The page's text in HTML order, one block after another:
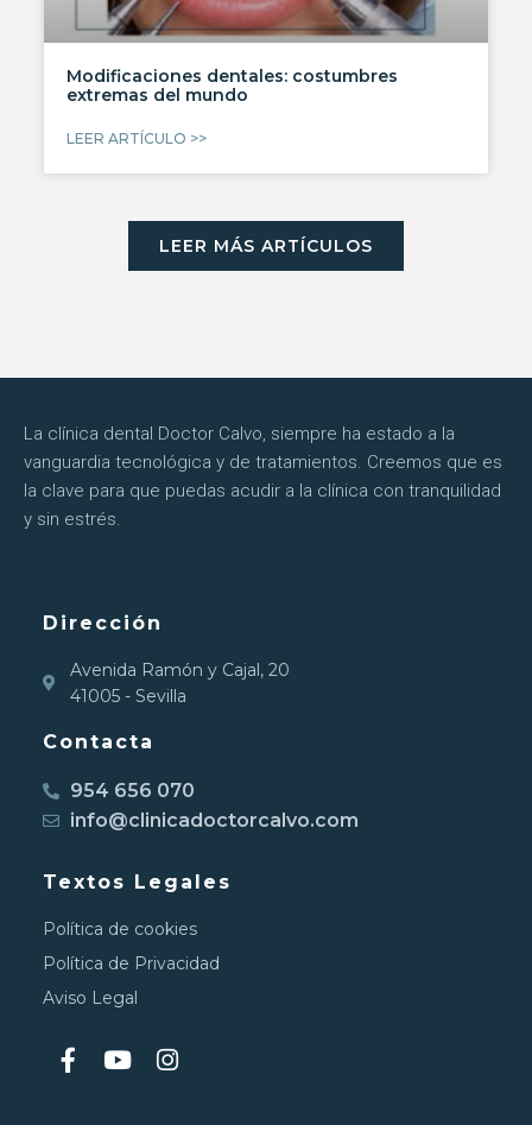
Modificaciones dentales: costumbres
extremas del mundo
LEER ARTÍCULO >>
LEER MÁS ARTÍCULOS
La clínica dental Doctor Calvo, siempre ha estado a la
vanguardia tecnológica y de tratamientos. Creemos que es
la clave para que puedas acudir a la clínica con tranquilidad
y sin estrés.
Dirección
Avenida Ramón y Cajal, 20
41005 - Sevilla
Contacta
954 656 070
info@clinicadoctorcalvo.com
Textos Legales
Política de cookies
Política de Privacidad
Aviso Legal